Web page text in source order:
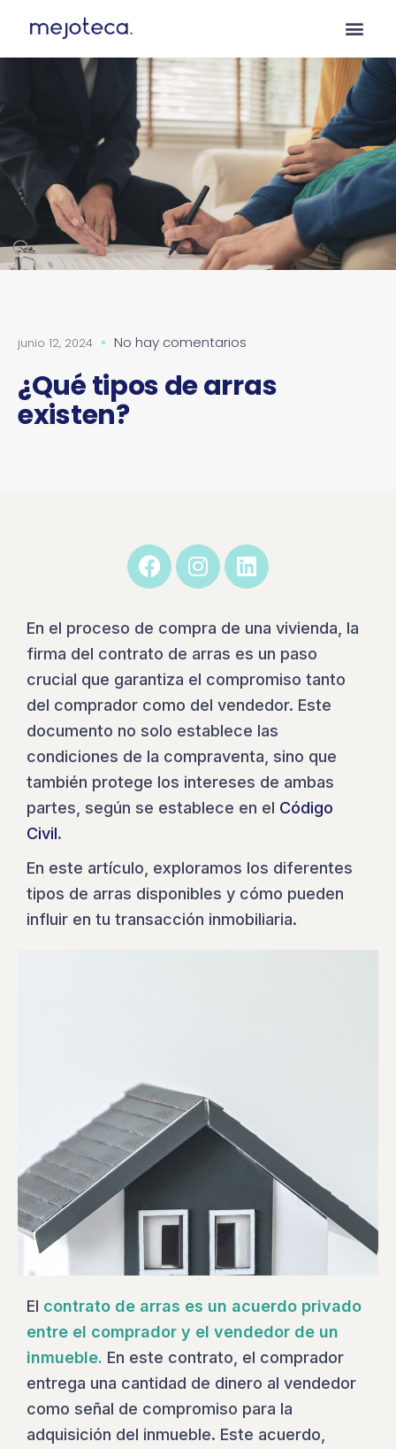
junio 12, 2024 No hay comentarios
¿Qué tipos de arras
existen?
En el proceso de compra de una vivienda, la
firma del contrato de arras es un paso
crucial que garantiza el compromiso tanto
del comprador como del vendedor. Este
documento no solo establece las
condiciones de la compraventa, sino que
también protege los intereses de ambas
partes, según se establece en el Código
Civil.
En este artículo, exploramos los diferentes
tipos de arras disponibles y cómo pueden
influir en tu transacción inmobiliaria.
El contrato de arras es un acuerdo privado
entre el comprador y el vendedor de un
inmueble. En este contrato, el comprador
entrega una cantidad de dinero al vendedor
como señal de compromiso para la
adquisición del inmueble. Este acuerdo,